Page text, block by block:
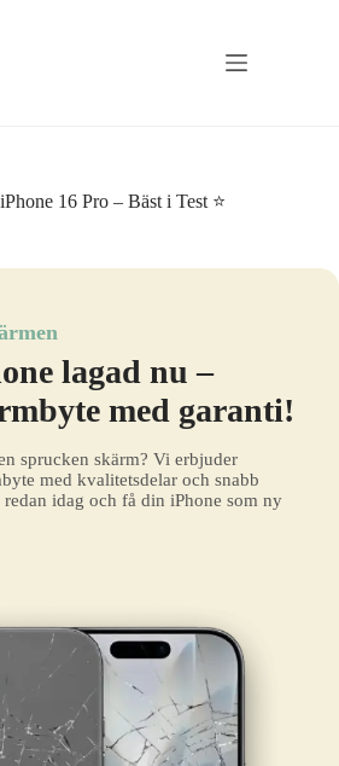
16 Pro – Bäst i Test ⭐
lagad nu –
med garanti!
sprucken skärm? Vi erbjuder
med kvalitetsdelar och snabb
idag och få din iPhone som ny